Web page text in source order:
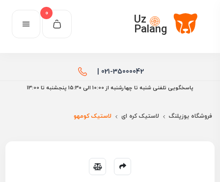
Uz
Palang
0
021-35000042 |
پاسخگویی تلفنی شنبه تا چهارشنبه از 10:00 الی ۱۵:30 پنجشنبه تا 13:00
فروشگاه یوزپلنگ لاستیک کره ای لاستیک کومهو